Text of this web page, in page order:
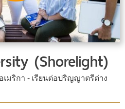
(Shorelight)
มริกา - เรียนต่อปริญญาตรีต่าง